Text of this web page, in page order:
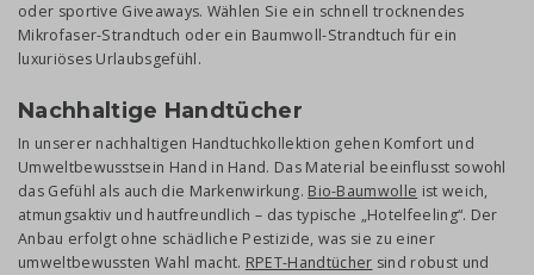
oder sportive Giveaways. Wählen Sie ein schnell trocknendes
Mikrofaser-Strandtuch oder ein Baumwoll-Strandtuch für ein
luxuriöses Urlaubsgefühl.
Nachhaltige Handtücher
In unserer nachhaltigen Handtuchkollektion gehen Komfort und
Umweltbewusstsein Hand in Hand. Das Material beeinflusst sowohl
das Gefühl als auch die Markenwirkung. Bio-Baumwolle ist weich,
atmungsaktiv und hautfreundlich – das typische „Hotelfeeling“. Der
Anbau erfolgt ohne schädliche Pestizide, was sie zu einer
umweltbewussten Wahl macht. RPET-Handtücher sind robust und